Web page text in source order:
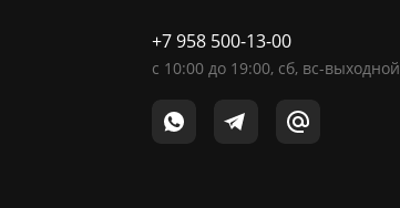
+7 958 500-13-00
c 10:00 до 19:00, сб, вс-выходной